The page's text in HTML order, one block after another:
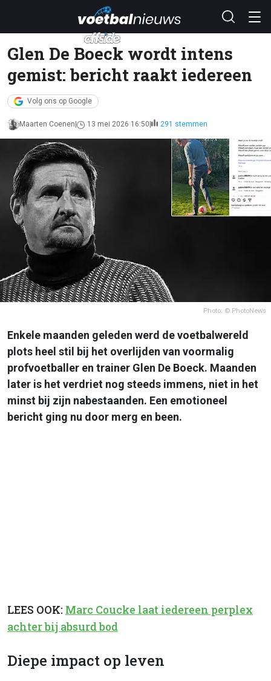
Glen De Boeck wordt intens
gemist: bericht raakt iedereen
Volg ons op Google
Maarten Coenen 13 mei 2026 16:50 291 stemmen
Photo: © PhotoNews
Enkele maanden geleden werd de voetbalwereld
plots heel stil bij het overlijden van voormalig
profvoetballer en trainer Glen De Boeck. Maanden
later is het verdriet nog steeds immens, niet in het
minst bij zijn nabestaanden. Een emotioneel
bericht ging nu door merg en been.
LEES OOK: Marc Coucke laat iedereen perplex
achter bij absurd bod
Diepe impact op leven